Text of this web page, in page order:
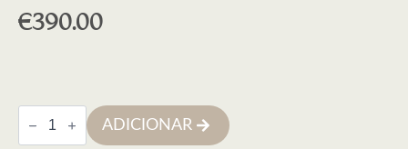
€390.00
Quantidade
de
Frontal
ADICIONAR